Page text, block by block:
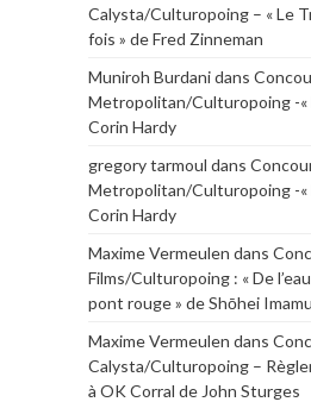
Calysta/Culturopoing – « Le
fois » de Fred Zinneman
Muniroh Burdanidans
Metropolitan/Culturopoing -«
Corin Hardy
gregory tarmoul dans
Metropolitan/Culturopoing -«
Corin Hardy
Maxime Vermeulen dans
Films/Culturopoing : « De
pont rouge » de Shōhei
Maxime Vermeulen dans
Calysta/Culturopoing –
à OK Corral de John Sturges